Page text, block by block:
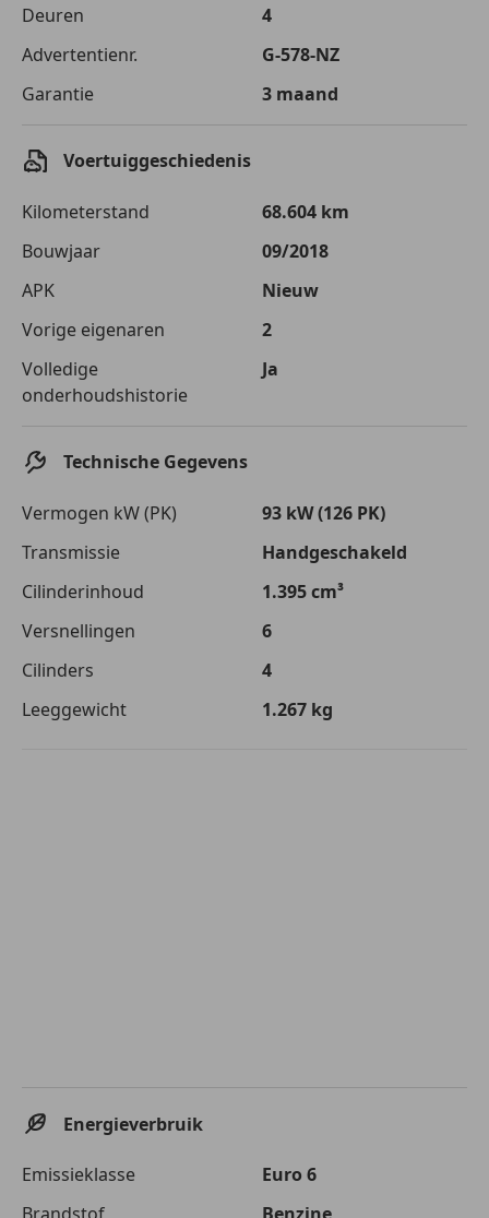
Deuren
4
Advertentienr.
G-578-NZ
Garantie
3 maand
Voertuiggeschiedenis
Kilometerstand
68.604 km
Bouwjaar
09/2018
APK
Nieuw
Vorige eigenaren
2
Volledige
onderhoudshistorie
Ja
Technische Gegevens
Vermogen kW (PK)
93 kW (126 PK)
Transmissie
Handgeschakeld
Cilinderinhoud
1.395 cm³
Versnellingen
6
Cilinders
4
Leeggewicht
1.267 kg
Energieverbruik
Emissieklasse
Euro 6